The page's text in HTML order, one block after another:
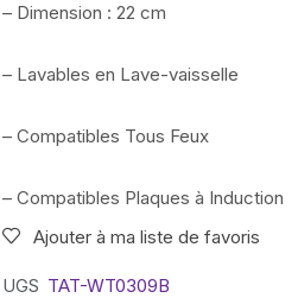
– Dimension : 22 cm
– Lavables en Lave-vaisselle
– Compatibles Tous Feux
– Compatibles Plaques à Induction
Ajouter à ma liste de favoris
UGS TAT-WT0309B